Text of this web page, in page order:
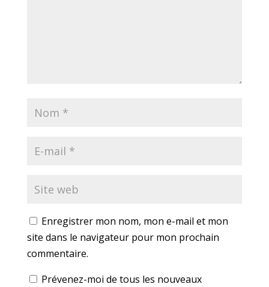
Enregistrer mon nom, mon e-mail et mon
site dans le navigateur pour mon prochain
commentaire.
Prévenez-moi de tous les nouveaux